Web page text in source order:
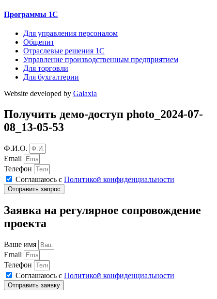
Программы 1С
Для управления персоналом
Общепит
Отраслевые решения 1С
Управление производственным предприятием
Для торговли
Для бухгалтерии
Website developed by Galaxia
Получить демо-доступ photo_2024-07-
08_13-05-53
Ф.И.О.
Email
Телефон
Соглашаюсь с Политикой конфиденциальности
Отправить запрос
Заявка на регулярное сопровождение
проекта
Ваше имя
Email
Телефон
Соглашаюсь с Политикой конфиденциальности
Отправить заявку